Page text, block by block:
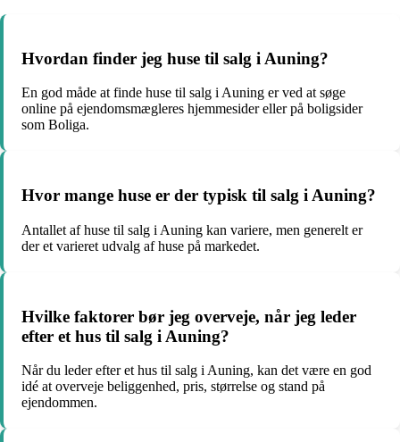
Hvordan finder jeg huse til salg i Auning?
En god måde at finde huse til salg i Auning er ved at søge
online på ejendomsmægleres hjemmesider eller på boligsider
som Boliga.
Hvor mange huse er der typisk til salg i Auning?
Antallet af huse til salg i Auning kan variere, men generelt er
der et varieret udvalg af huse på markedet.
Hvilke faktorer bør jeg overveje, når jeg leder
efter et hus til salg i Auning?
Når du leder efter et hus til salg i Auning, kan det være en god
idé at overveje beliggenhed, pris, størrelse og stand på
ejendommen.